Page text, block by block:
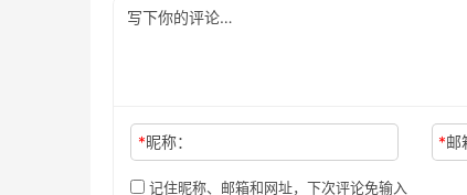
*昵称： *邮
记住昵称、邮箱和网址，下次评论免输入